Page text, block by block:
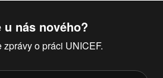
u nás nového?
zprávy o práci UNICEF.